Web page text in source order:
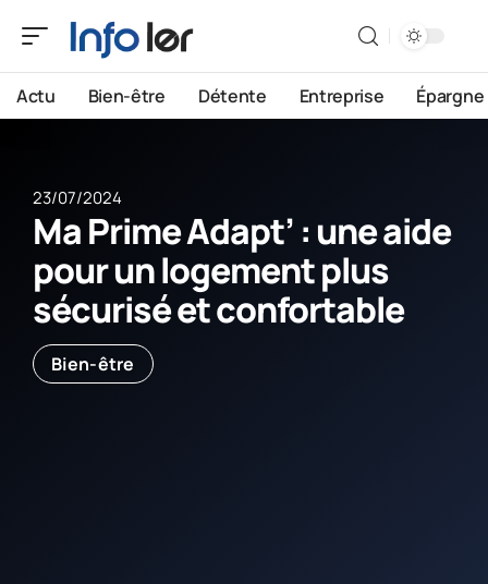
Actu Bien-être Détente Entreprise Épargne
23/07/2024
Ma Prime Adapt’ : une aide
pour un logement plus
sécurisé et confortable
Bien-être